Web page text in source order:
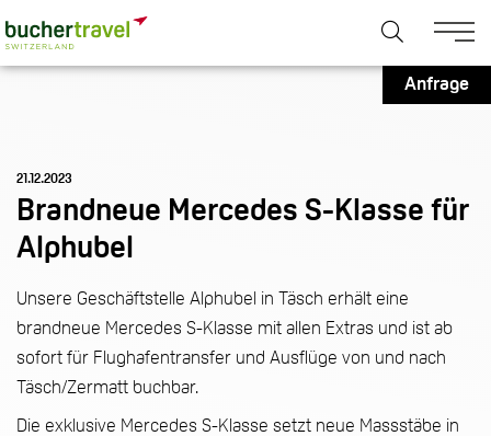
Anfrage
21.12.2023
Brandneue Mercedes S-Klasse für
Alphubel
Unsere Geschäftstelle Alphubel in Täsch erhält eine
brandneue Mercedes S-Klasse mit allen Extras und ist ab
sofort für Flughafentransfer und Ausflüge von und nach
Täsch/Zermatt buchbar.
Die exklusive Mercedes S-Klasse setzt neue Massstäbe in